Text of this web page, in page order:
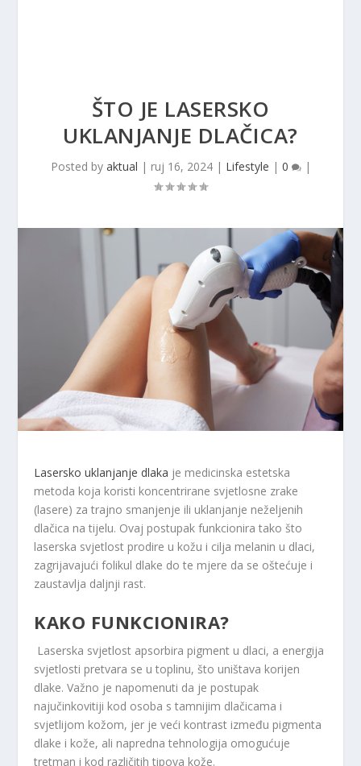
ŠTO JE LASERSKO
UKLANJANJE DLAČICA?
Posted by aktual | ruj 16, 2024| Lifestyle | 0 |
Lasersko uklanjanje dlaka je medicinska estetska
metoda koja koristi koncentrirane svjetlosne zrake
(lasere) za trajno smanjenje ili uklanjanje neželjenih
dlačica na tijelu. Ovaj postupak funkcionira tako što
laserska svjetlost prodire u kožu i cilja melanin u dlaci,
zagrijavajući folikul dlake do te mjere da se oštećuje i
zaustavlja daljnji rast.
KAKO FUNKCIONIRA?
Laserska svjetlost apsorbira pigment u dlaci, a energija
svjetlosti pretvara se u toplinu, što uništava korijen
dlake. Važno je napomenuti da je postupak
najučinkovitiji kod osoba s tamnijim dlačicama i
svjetlijom kožom, jer je veći kontrast između pigmenta
dlake i kože, ali napredna tehnologija omogućuje
tretman i kod različitih tipova kože.